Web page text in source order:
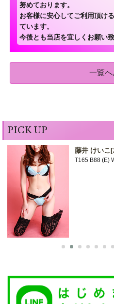
努めております。
お客様に安心してご利用頂け
ています。
今後とも当店を宜しくお願い致
一覧へ
PICK UP
藤井 けいこ
T165 B88 (E)